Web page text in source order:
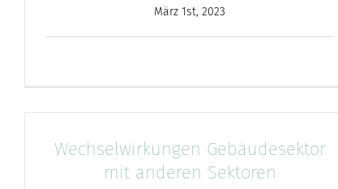
März 1st, 2023
Wechselwirkungen Gebäudesektor
mit anderen Sektoren